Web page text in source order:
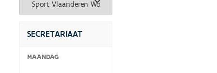
SECRETARIAAT
MAANDAG